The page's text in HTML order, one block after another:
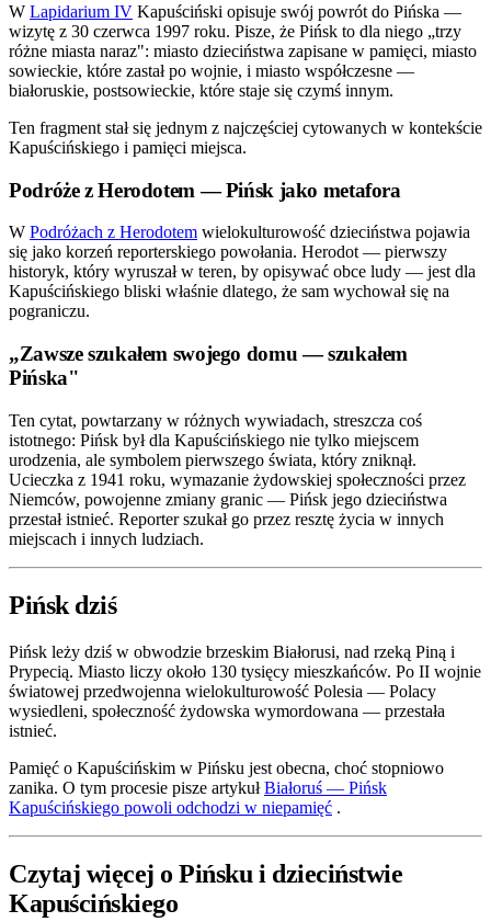
W Lapidarium IV Kapuściński opisuje swój powrót do Pińska —
wizytę z 30 czerwca 1997 roku. Pisze, że Pińsk to dla niego „trzy
różne miasta naraz": miasto dzieciństwa zapisane w pamięci, miasto
sowieckie, które zastał po wojnie, i miasto współczesne —
białoruskie, postsowieckie, które staje się czymś innym.
Ten fragment stał się jednym z najczęściej cytowanych w kontekście
Kapuścińskiego i pamięci miejsca.
Podróże z Herodotem — Pińsk jako metafora
W Podróżach z Herodotem wielokulturowość dzieciństwa pojawia
się jako korzeń reporterskiego powołania. Herodot — pierwszy
historyk, który wyruszał w teren, by opisywać obce ludy — jest dla
Kapuścińskiego bliski właśnie dlatego, że sam wychował się na
pograniczu.
„Zawsze szukałem swojego domu — szukałem
Pińska"
Ten cytat, powtarzany w różnych wywiadach, streszcza coś
istotnego: Pińsk był dla Kapuścińskiego nie tylko miejscem
urodzenia, ale symbolem pierwszego świata, który zniknął.
Ucieczka z 1941 roku, wymazanie żydowskiej społeczności przez
Niemców, powojenne zmiany granic — Pińsk jego dzieciństwa
przestał istnieć. Reporter szukał go przez resztę życia w innych
miejscach i innych ludziach.
Pińsk dziś
Pińsk leży dziś w obwodzie brzeskim Białorusi, nad rzeką Piną i
Prypecią. Miasto liczy około 130 tysięcy mieszkańców. Po II wojnie
światowej przedwojenna wielokulturowość Polesia — Polacy
wysiedleni, społeczność żydowska wymordowana — przestała
istnieć.
Pamięć o Kapuścińskim w Pińsku jest obecna, choć stopniowo
zanika. O tym procesie pisze artykułBiałoruś — Pińsk
Kapuścińskiego powoli odchodzi w niepamięć .
Czytaj więcej o Pińsku i dzieciństwie
Kapuścińskiego